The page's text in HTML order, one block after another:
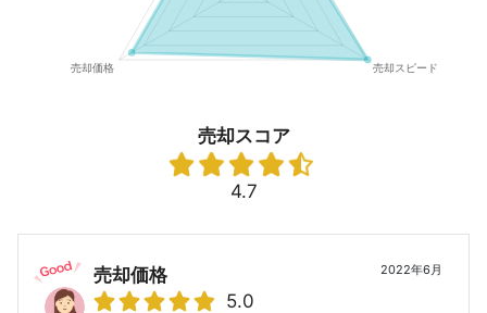
売却スコア
4.7
2022年6月
売却価格
5.0